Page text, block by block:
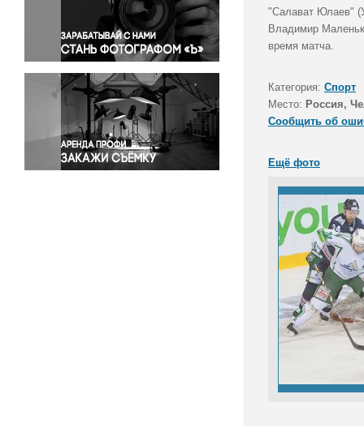
Правосудие
Происшествия и конфликты
Религия
Светская жизнь
Спорт
Экология
Экономика и бизнес
"Салават Юлаев"
Владимир
время матча.
Категория: Спорт
Место: Россия,
Сообщить об
Ещё фото